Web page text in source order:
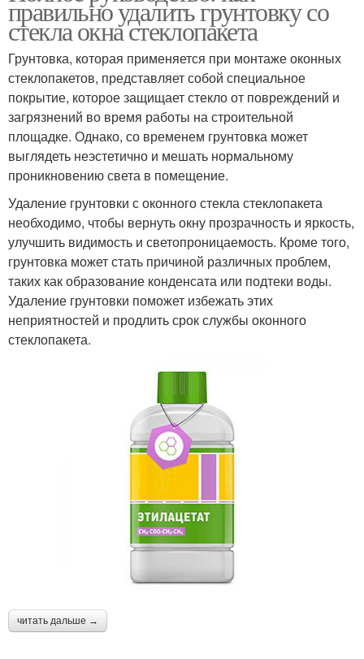
правильно удалить грунтовку со
стекла окна стеклопакета
Грунтовка, которая применяется при монтаже оконных
стеклопакетов, представляет собой специальное
покрытие, которое защищает стекло от повреждений и
загрязнений во время работы на строительной
площадке. Однако, со временем грунтовка может
выглядеть неэстетично и мешать нормальному
проникновению света в помещение.
Удаление грунтовки с оконного стекла стеклопакета
необходимо, чтобы вернуть окну прозрачность и яркость,
улучшить видимость и светопроницаемость. Кроме того,
грунтовка может стать причиной различных проблем,
таких как образование конденсата или подтеки воды.
Удаление грунтовки поможет избежать этих
неприятностей и продлить срок службы оконного
стеклопакета.
читать дальше →